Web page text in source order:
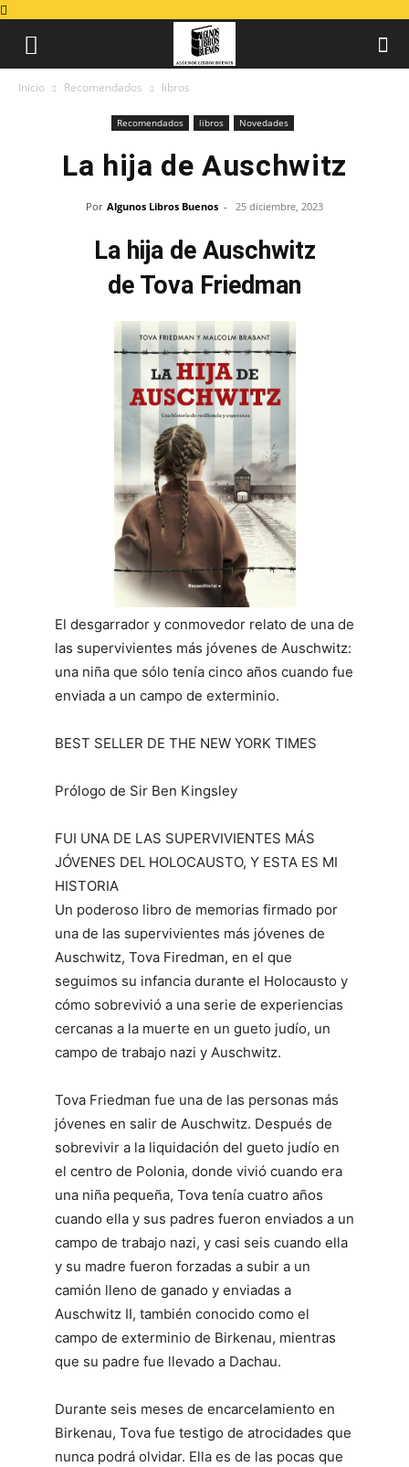
Inicio Recomendados libros
Recomendados libros Novedades
La hija de Auschwitz
Por Algunos Libros Buenos - 25 diciembre, 2023
La hija de Auschwitz
de Tova Friedman
El desgarrador y conmovedor relato de una de
las supervivientes más jóvenes de Auschwitz:
una niña que sólo tenía cinco años cuando fue
enviada a un campo de exterminio.
BEST SELLER DE THE NEW YORK TIMES
Prólogo de Sir Ben Kingsley
FUI UNA DE LAS SUPERVIVIENTES MÁS
JÓVENES DEL HOLOCAUSTO, Y ESTA ES MI
HISTORIA
Un poderoso libro de memorias firmado por
una de las supervivientes más jóvenes de
Auschwitz, Tova Firedman, en el que
seguimos su infancia durante el Holocausto y
cómo sobrevivió a una serie de experiencias
cercanas a la muerte en un gueto judío, un
campo de trabajo nazi y Auschwitz.
Tova Friedman fue una de las personas más
jóvenes en salir de Auschwitz. Después de
sobrevivir a la liquidación del gueto judío en
el centro de Polonia, donde vivió cuando era
una niña pequeña, Tova tenía cuatro años
cuando ella y sus padres fueron enviados a un
campo de trabajo nazi, y casi seis cuando ella
y su madre fueron forzadas a subir a un
camión lleno de ganado y enviadas a
Auschwitz II, también conocido como el
campo de exterminio de Birkenau, mientras
que su padre fue llevado a Dachau.
Durante seis meses de encarcelamiento en
Birkenau, Tova fue testigo de atrocidades que
nunca podrá olvidar. Ella es de las pocas que